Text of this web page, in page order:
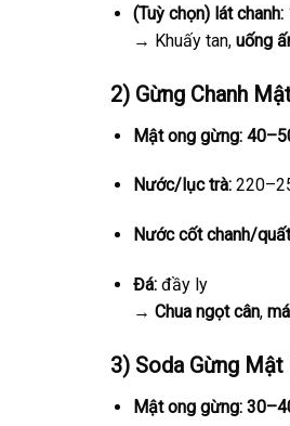
(Tuỳ chọn) lát chanh:
→ Khuấy tan, uống
2) Gừng Chanh
Mật ong gừng:
Nước/lục trà:
Nước cốt chanh/
Đá:đầy ly
→ Chua ngọt cân,
3) Soda Gừng
Mật ong gừng: